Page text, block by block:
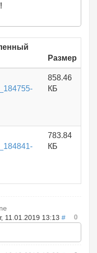
Размер
858.46
КБ
783.84
КБ
11.01.2019 13:13 # 0